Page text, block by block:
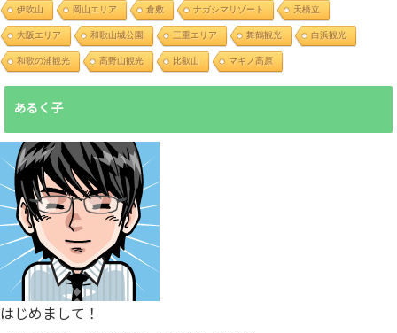
伊吹山 岡山エリア 倉敷 ナガシマリゾート 天橋立
大阪エリア 和歌山城公園 三重エリア 舞鶴観光 白浜観光
和歌の浦観光 高野山観光 比叡山 マキノ高原
あるく子
はじめまして！